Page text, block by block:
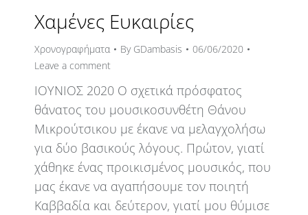
Χαμένες Ευκαιρίες
Χρονογραφήματα By GDambasis
06/06/2020
Leave a comment
ΙΟΥΝΙΟΣ 2020 Ο σχετικά πρόσφατος
θάνατος του μουσικοσυνθέτη Θάνου
Μικρούτσικου με έκανε να μελαγχολήσω
για δύο βασικούς λόγους. Πρώτον, γιατί
χάθηκε ένας προικισμένος μουσικός, που
μας έκανε να αγαπήσουμε τον ποιητή
Καββαδία και δεύτερον, γιατί μου θύμισε